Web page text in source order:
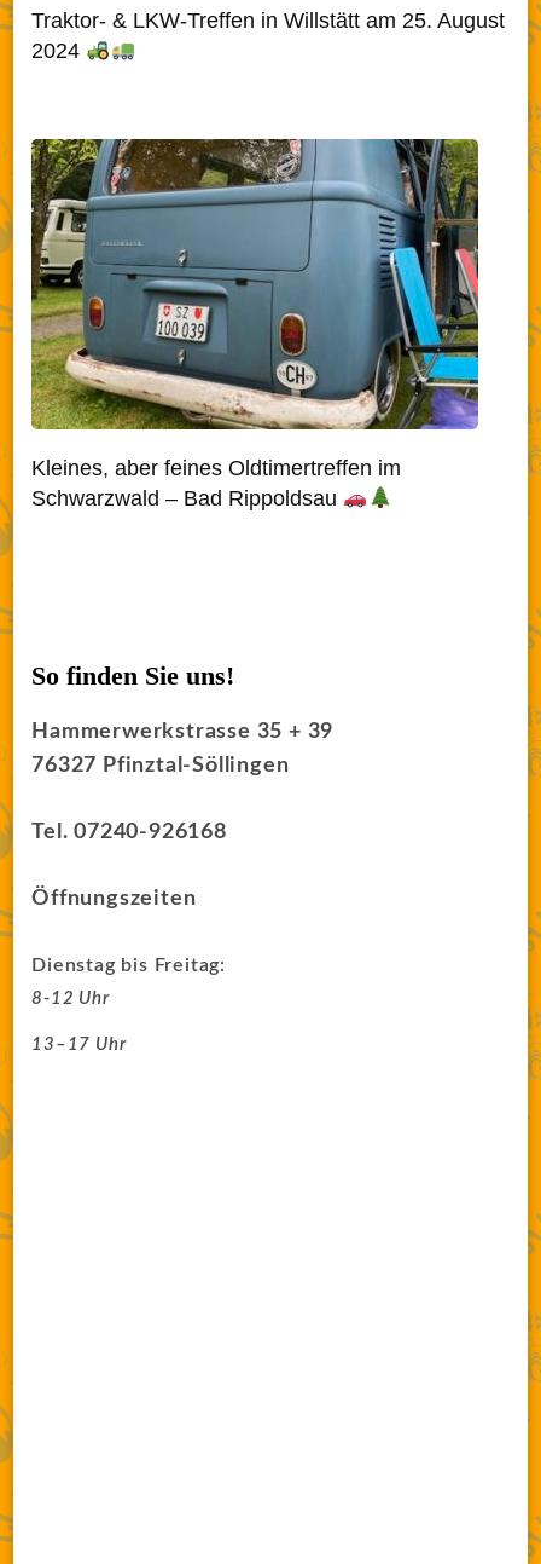
Traktor- & LKW-Treffen in Willstätt am 25. August
2024
Kleines, aber feines Oldtimertreffen im
Schwarzwald – Bad Rippoldsau
So finden Sie uns!
Hammerwerkstrasse 35 + 39
76327 Pfinztal-Söllingen
Tel. 07240-926168
Öffnungszeiten
Dienstag bis Freitag:
8-12 Uhr
13–17 Uhr